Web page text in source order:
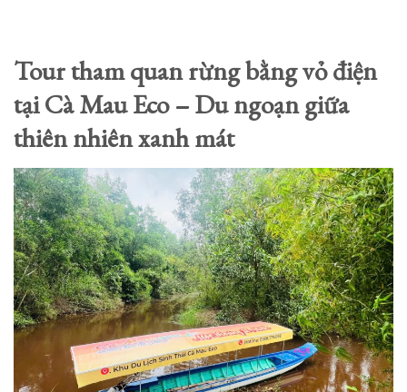
Tour tham quan rừng bằng vỏ điện
tại Cà Mau Eco – Du ngoạn giữa
thiên nhiên xanh mát